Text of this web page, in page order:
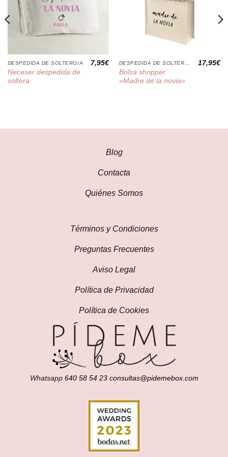
DESPEDIDA DE SOLTERO/A
Neceser despedida de
soltera
7,95€
Bolsa shopper
»Madre de la novia»
17,95€
Términos y Condiciones
Preguntas Frecuentes
Aviso Legal
Política de Privacidad
Política de Cookies
Blog
Contacta
Quiénes Somos
Whatsapp 640 58 54 23 consultas@pidemebox.com